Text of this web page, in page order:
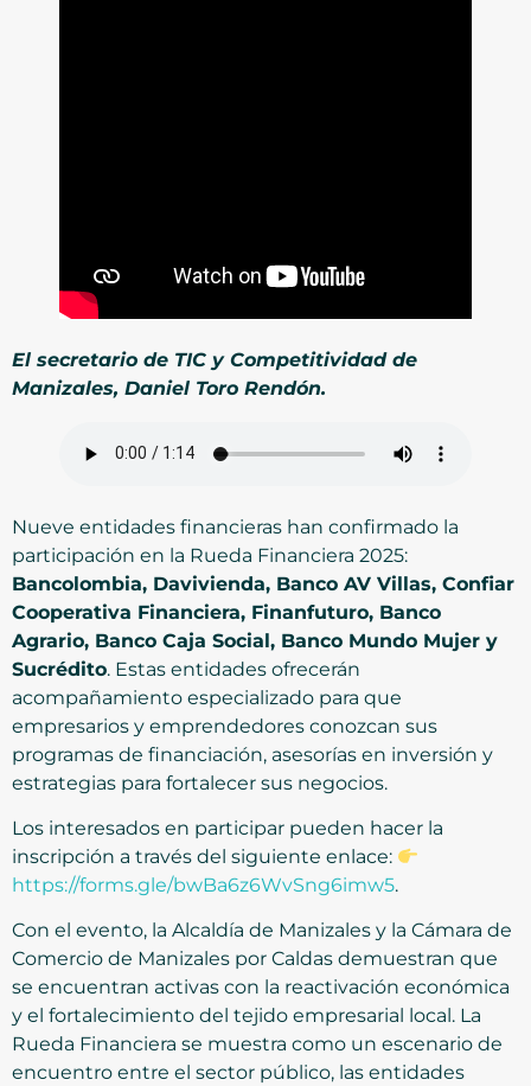
El secretario de TIC y Competitividad de
Manizales, Daniel Toro Rendón.
Nueve entidades financieras han confirmado la
participación en la Rueda Financiera 2025:
Bancolombia, Davivienda, Banco AV Villas, Confiar
Cooperativa Financiera, Finanfuturo, Banco
Agrario, Banco Caja Social, Banco Mundo Mujer y
Sucrédito. Estas entidades ofrecerán
acompañamiento especializado para que
empresarios y emprendedores conozcan sus
programas de financiación, asesorías en inversión y
estrategias para fortalecer sus negocios.
Los interesados en participar pueden hacer la
inscripción a través del siguiente enlace:
https://forms.gle/bwBa6z6WvSng6imw5.
Con el evento, la Alcaldía de Manizales y la Cámara de
Comercio de Manizales por Caldas demuestran que
se encuentran activas con la reactivación económica
y el fortalecimiento del tejido empresarial local. La
Rueda Financiera se muestra como un escenario de
encuentro entre el sector público, las entidades